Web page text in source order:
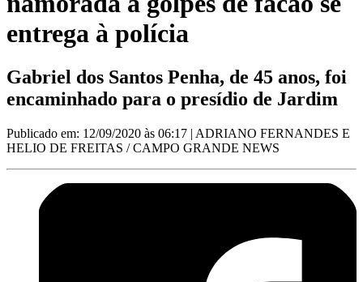
entrega à polícia
Gabriel dos Santos Penha, de 45 anos, foi
encaminhado para o presídio de Jardim
Publicado em: 12/09/2020 às 06:17 | ADRIANO FERNANDES E
HELIO DE FREITAS / CAMPO GRANDE NEWS